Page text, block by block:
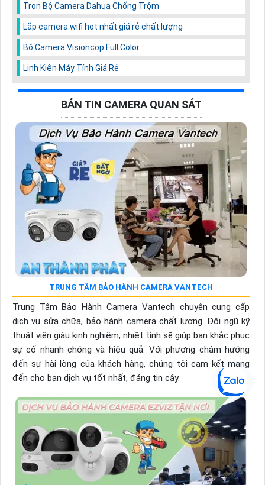
Trọn Bộ Camera Dahua Chống Trộm
Lắp camera wifi hot nhất giá rẻ chất lượng
Bộ Camera Visioncop Full Color
Linh Kiện Máy Tính Giá Rẻ
BẢN TIN CAMERA QUAN SÁT
TRUNG TÂM BẢO HÀNH CAMERA VANTECH
Trung Tâm Bảo Hành Camera Vantech chuyên cung cấp
dịch vụ sửa chữa, bảo hành camera chất lượng. Đội ngũ kỹ
thuật viên giàu kinh nghiệm, nhiệt tình sẽ giúp bạn khắc phục
sự cố nhanh chóng và hiệu quả. Với phương châm hướng
đến sự hài lòng của khách hàng, chúng tôi cam kết mang
đến cho bạn dịch vụ tốt nhất, đáng tin cậy.